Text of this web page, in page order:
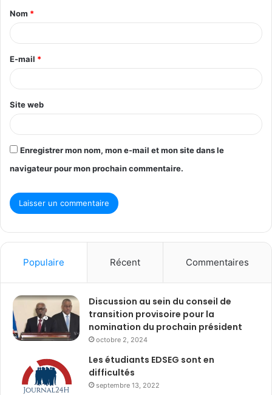
a
e
*
Nom *
E-mail *
Site web
Enregistrer mon nom, mon e-mail et mon site dans le
navigateur pour mon prochain commentaire.
Populaire Récent Commentaires
Discussion au sein du conseil de
transition provisoire pour la
nomination du prochain président
octobre 2, 2024
Les étudiants EDSEG sont en
difficultés
septembre 13, 2022